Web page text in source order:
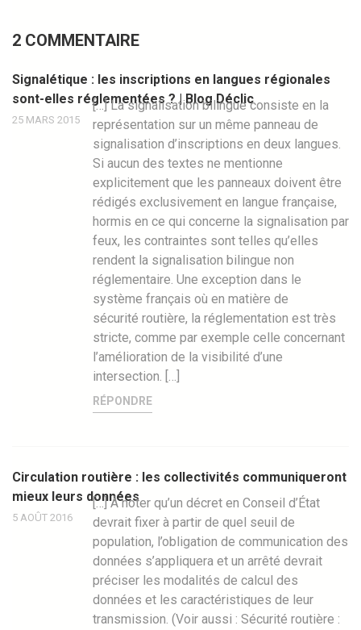
2 COMMENTAIRE
Signalétique : les inscriptions en langues régionales
sont-elles réglementées ? | Blog Déclic
25 MARS 2015
[…] La signalisation bilingue consiste en la
représentation sur un même panneau de
signalisation d’inscriptions en deux langues.
Si aucun des textes ne mentionne
explicitement que les panneaux doivent être
rédigés exclusivement en langue française,
hormis en ce qui concerne la signalisation par
feux, les contraintes sont telles qu’elles
rendent la signalisation bilingue non
réglementaire. Une exception dans le
système français où en matière de
sécurité routière, la réglementation est très
stricte, comme par exemple celle concernant
l’amélioration de la visibilité d’une
intersection. […]
RÉPONDRE
Circulation routière : les collectivités communiqueront
mieux leurs données
5 AOÛT 2016
[…] À noter qu’un décret en Conseil d’État
devrait fixer à partir de quel seuil de
population, l’obligation de communication des
données s’appliquera et un arrêté devrait
préciser les modalités de calcul des
données et les caractéristiques de leur
transmission. (Voir aussi : Sécurité routière :